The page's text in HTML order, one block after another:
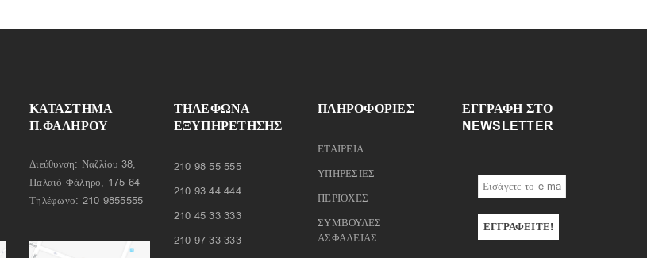
ΚΑΤΑΣΤΗΜΑ
Π.ΦΑΛΗΡΟΥ
Διεύθυνση: Ναζλίου 38,
Παλαιό Φάληρο, 175 64
Τηλέφωνο: 210 9855555
ΤΗΛΈΦΩΝΑ
ΕΞΥΠΗΡΈΤΗΣΗΣ
210 98 55 555
210 93 44 444
210 45 33 333
210 97 33 333
ΠΛΗΡΟΦΟΡΙΕΣ
ΕΤΑΙΡΕΙΑ
ΥΠΗΡΕΣΙΕΣ
ΠΕΡΙΟΧΕΣ
ΣΥΜΒΟΥΛΕΣ
ΑΣΦΑΛΕΙΑΣ
ΕΓΓΡΑΦΉ ΣΤΟ
NEWSLETTER